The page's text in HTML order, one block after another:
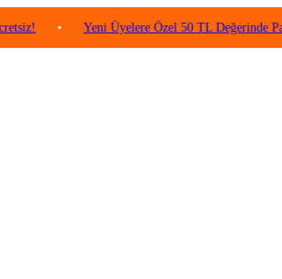
• Yeni Üyelere Özel 50 TL Değerinde Para Puan!